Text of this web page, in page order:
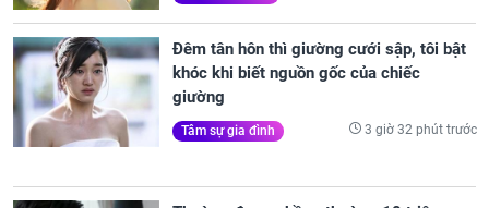
Đêm tân hôn thì giường cưới sập, tôi bật
khóc khi biết nguồn gốc của chiếc
giường
Tâm sự gia đình 3 giờ 32 phút trước